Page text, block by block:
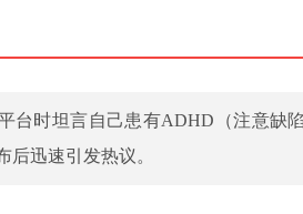
台时坦言自己患有ADHD（注意缺
后迅速引发热议。